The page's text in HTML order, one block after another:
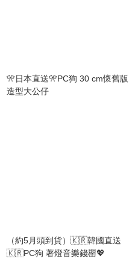
🎌日本直送🎌PC狗 30 cm懷舊版
造型大公仔
（約5月頭到貨）🇰🇷韓國直送
🇰🇷PC狗 著燈音樂錢罌💖